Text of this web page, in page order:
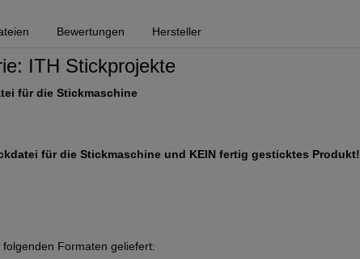
Bewertungen Hersteller
ITH Stickprojekte
für die Stickmaschine
für die Stickmaschine und KEIN fertig gesticktes Produkt!
Formaten geliefert: